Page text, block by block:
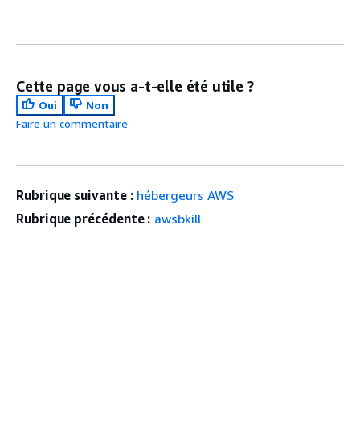
Cette page vous a-t-elle été utile ?
Oui
Non
Faire un commentaire
Rubrique suivante : hébergeurs AWS
Rubrique précédente : awsbkill